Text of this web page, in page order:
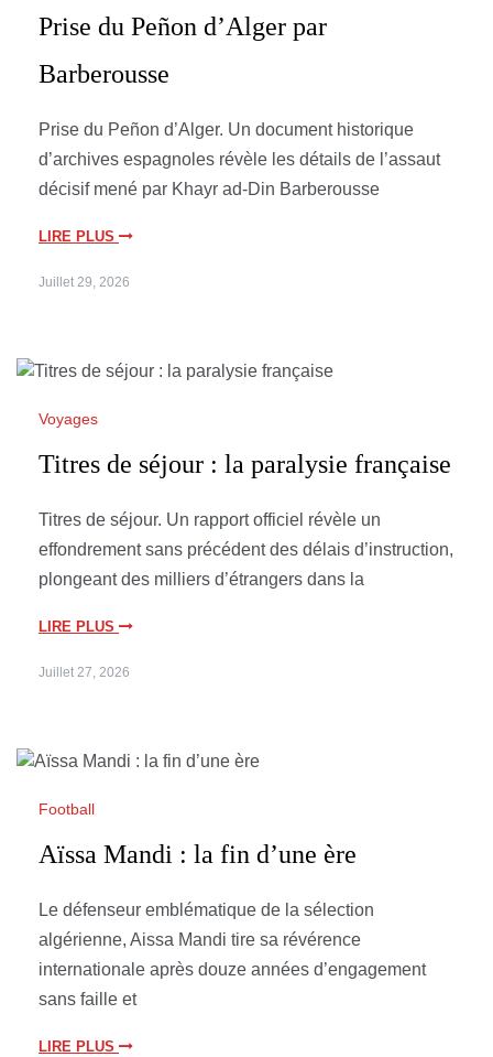
Prise du Peñon d’Alger par
Barberousse
Prise du Peñon d’Alger. Un document historique
d’archives espagnoles révèle les détails de l’assaut
décisif mené par Khayr ad-Din Barberousse
LIRE PLUS
Juillet 29, 2026
Voyages
Titres de séjour : la paralysie française
Titres de séjour. Un rapport officiel révèle un
effondrement sans précédent des délais d’instruction,
plongeant des milliers d’étrangers dans la
LIRE PLUS
Juillet 27, 2026
Football
Aïssa Mandi : la fin d’une ère
Le défenseur emblématique de la sélection
algérienne, Aissa Mandi tire sa révérence
internationale après douze années d’engagement
sans faille et
LIRE PLUS